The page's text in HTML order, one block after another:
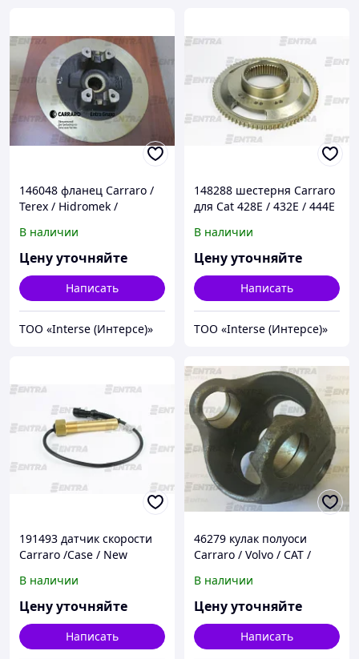
146048 фланец Carraro /
Terex / Hidromek /
В наличии
Цену уточняйте
Написать
ТОО «Interse (Интерсе)»
148288 шестерня Carraro
для Cat 428E / 432E / 444E
В наличии
Цену уточняйте
Написать
ТОО «Interse (Интерсе)»
191493 датчик скорости
Carraro /Case / New
Komatsu / Terex
В наличии
Цену уточняйте
Написать
46279 кулак полуоси
Carraro / Volvo / CAT /
В наличии
Цену уточняйте
Написать